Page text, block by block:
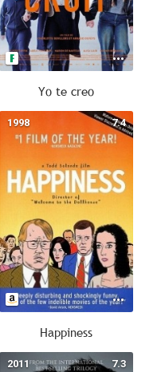
Yo te creo
7.4
1998
Happiness
7.3
2011